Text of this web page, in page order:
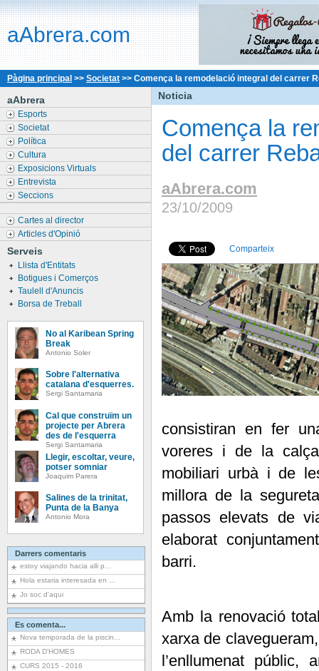
aAbrera.com
Pàgina principal >> Societat >> Comença la remodelació integral del carrer
aAbrera
Esports
Societat
Política
Cultura
Exposicions Virtuals
Entrevista
Seccions
Cartes al director
Articles d'Opinió
Serveis
Llista d'Entitats
Botigues i Comerços
Taulell d'Anuncis
Borsa de Treball
No al Karibean Spring
Break
Antonio Soler
Sobre l'alternativa
catalana d'esquerres.
Sergi Santamaria
Cal que construïm un
projecte per Abrera
des de l'esquerra
Sergi Santamaria
Llegir, escoltar, veure,
potser somniar
Joaquim Parera
Salines de la trinitat,
Punta de la Banya
Antonio Mora
Darrers comentaris
estoy viajando hacia alli p...
Hola estaria interesada en ...
Jo soc d'aqui
Es comenta...
Nova temporada de la piscin...
RODA D'HOMES
CURS 2015 - 2016
Noticia
Comença la
del carrer
aAbrera.com
23/10/2009
Comparteix
consistiran en fer
voreres i de la
mobiliari urbà i de
millora de la
passos elevats de
elaborat
barri.
Amb la renovació
xarxa de
l’enllumenat públic,